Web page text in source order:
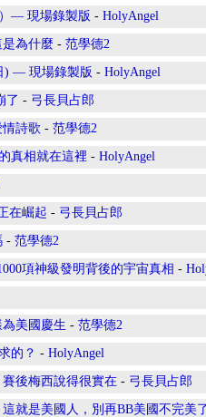
— 現場錄製版 - HolyAngel
為什麼 - 范學德2
) — 現場錄製版 - HolyAngel
了 - 弓長貝占郎
詩歌 - 范學德2
真相就在這裡 - HolyAngel
在崛起 - 弓長貝占郎
- 范學德2
項神級發明背後的宇宙真相 -
美國慶生 - 范學德2
的？ - HolyAngel
後梅西說得很實在 - 弓長貝占郎
就是美國人，別再BB美國不完美